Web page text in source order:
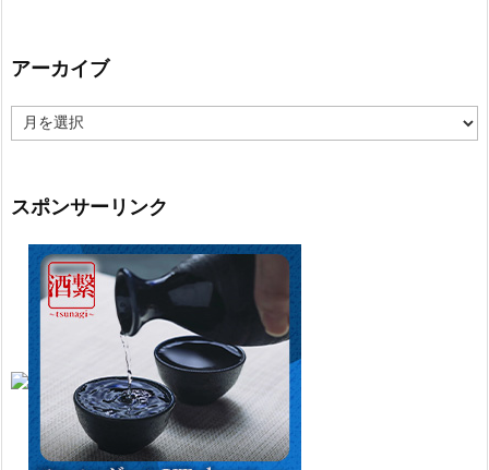
アーカイブ
ー
ブ
スポンサーリンク